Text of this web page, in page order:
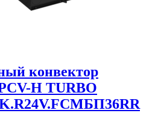
конвектор
H TURBO
K.R24V.FCMБП36RR